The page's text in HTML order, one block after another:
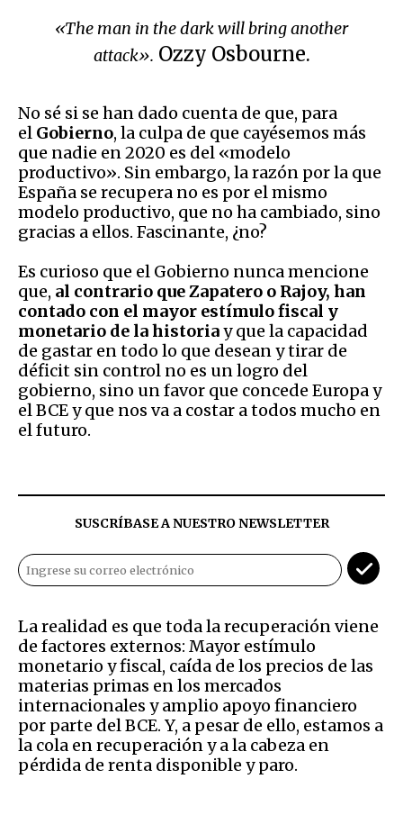
«The man in the dark will bring another
attack». Ozzy Osbourne.
No sé si se han dado cuenta de que, para
el Gobierno, la culpa de que cayésemos más
que nadie en 2020 es del «modelo
productivo». Sin embargo, la razón por la que
España se recupera no es por el mismo
modelo productivo, que no ha cambiado, sino
gracias a ellos. Fascinante, ¿no?
Es curioso que el Gobierno nunca mencione
que, al contrario que Zapatero o Rajoy, han
contado con el mayor estímulo fiscal y
monetario de la historiay que la capacidad
de gastar en todo lo que desean y tirar de
déficit sin control no es un logro del
gobierno, sino un favor que concede Europa y
el BCE y que nos va a costar a todos mucho en
el futuro.
SUSCRÍBASE A NUESTRO NEWSLETTER
La realidad es que toda la recuperación viene
de factores externos: Mayor estímulo
monetario y fiscal, caída de los precios de las
materias primas en los mercados
internacionales y amplio apoyo financiero
por parte del BCE. Y, a pesar de ello, estamos a
la cola en recuperación y a la cabeza en
pérdida de renta disponible y paro.